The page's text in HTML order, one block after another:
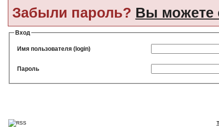
Забыли пароль? Вы можете
Вход
Имя пользователя (login)
Пароль